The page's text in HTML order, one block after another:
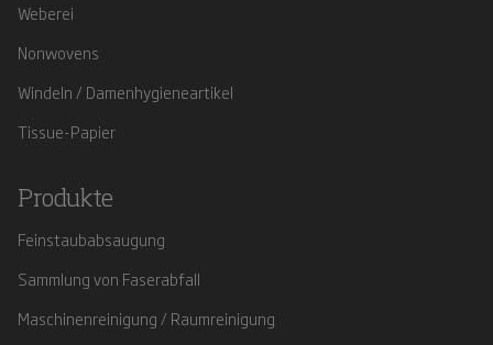
Weberei
Nonwovens
Windeln / Damenhygieneartikel
Tissue-Papier
Produkte
Feinstaubabsaugung
Sammlung von Faserabfall
Maschinenreinigung / Raumreinigung